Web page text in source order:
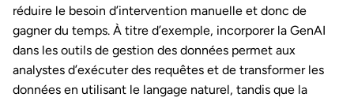
réduire le besoin d’intervention manuelle et donc de
gagner du temps. À titre d’exemple, incorporer la GenAI
dans les outils de gestion des données permet aux
analystes d’exécuter des requêtes et de transformer les
données en utilisant le langage naturel, tandis que la